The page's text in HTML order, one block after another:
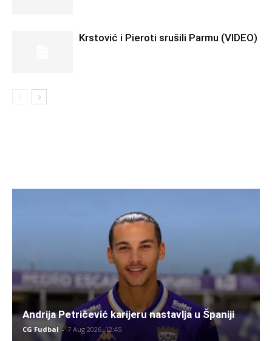
Krstović i Pieroti srušili Parmu (VIDEO)
Andrija Petričević karijeru nastavlja u Španiji
CG Fudbal - 7 Aug 2026. 12:45